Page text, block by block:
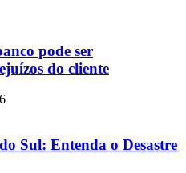
pode ser
do cliente
Sul: Entenda o Desastre